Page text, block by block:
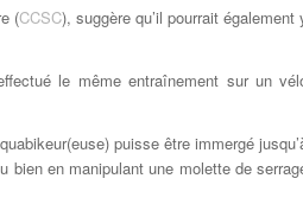
(CCSC), suggère qu’il pourrait également
le même entraînement sur un
puisse être immergé
bien en manipulant une molette de